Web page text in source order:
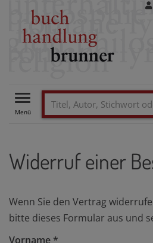
Toggle
navigation
Widerruf einer
Wenn Sie den Vertrag
bitte dieses Formular aus und
Vorname *